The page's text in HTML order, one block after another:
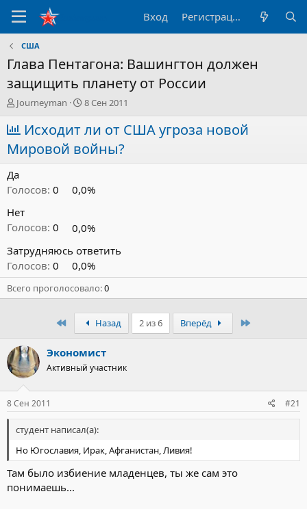
Вход Регистрация
США
Глава Пентагона: Вашингтон должен
защищить планету от России
А
в
т
о
р
т
е
м
Journeyman
Д
а
т
а
н
а
а
8 Сен 2011
Исходит ли от США угроза новой
Мировой войны?
Да
Голосов: 0
0,0%
Нет
Голосов: 0
0,0%
Затрудняюсь ответить
Голосов: 0 0,0%
Всего проголосовало 0
ПервыйНазад 2 из 6 Вперёд
Экономист
Активный участник
8 Сен 2011 #21
студент написал(а):
Но Югославия, Ирак, Афганистан, Ливия!
Там было избиение младенцев, ты же сам это
понимаешь...